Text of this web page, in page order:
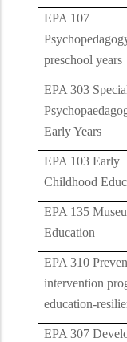
EPA 107
preschool years
EPA 303
Early Years
EPA 103 Early
Childhood
EPA 135
Education
EPA 310
intervention
education-
EPA 307